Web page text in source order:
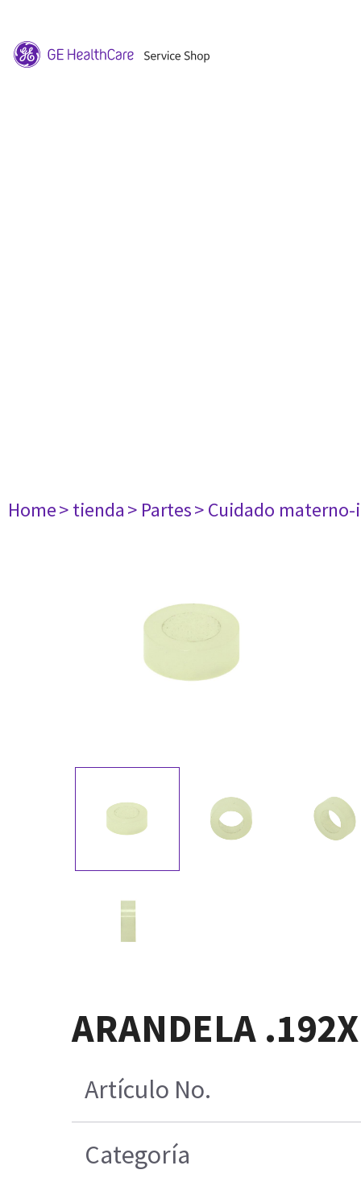
Home> tienda> Partes> Cuidado
ARANDELA
Artículo No.
Categoría